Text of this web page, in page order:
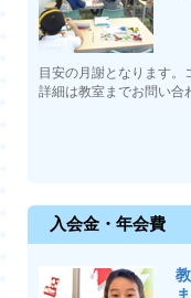
目安の月謝となります。
詳細は教室までお問い合
入会金・年会費